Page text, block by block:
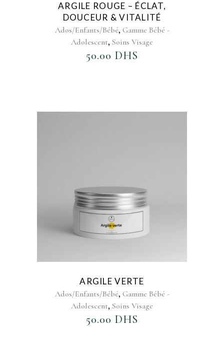
ARGILE ROUGE – ÉCLAT,
DOUCEUR & VITALITÉ
Ados/Enfants/Bébé, Gamme Bébé -
Adolescent, Soins Visage
50.00 DHS
ARGILE VERTE
Ados/Enfants/Bébé, Gamme Bébé -
Adolescent, Soins Visage
50.00 DHS